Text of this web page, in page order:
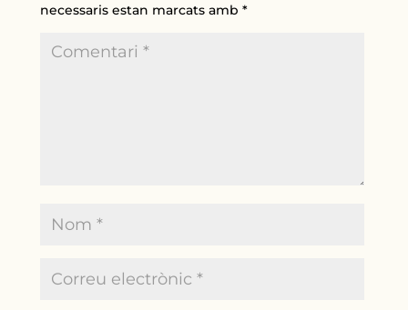
necessaris estan marcats amb*